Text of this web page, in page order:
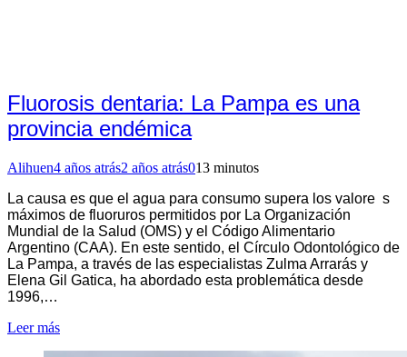
Fluorosis dentaria: La Pampa es una
provincia endémica
Alihuen4 años atrás2 años atrás013 minutos
La causa es que el agua para consumo supera los valore s
máximos de fluoruros permitidos por La Organización
Mundial de la Salud (OMS) y el Código Alimentario
Argentino (CAA). En este sentido, el Círculo Odontológico de
La Pampa, a través de las especialistas Zulma Arrarás y
Elena Gil Gatica, ha abordado esta problemática desde
1996,…
Leer más